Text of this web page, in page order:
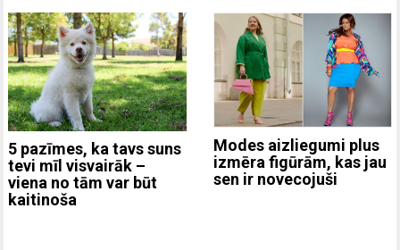
5 pazīmes, ka tavs suns
tevi mīl visvairāk –
viena no tām var būt
kaitinoša
Modes aizliegumi plus
izmēra figūrām, kas jau
sen ir novecojuši